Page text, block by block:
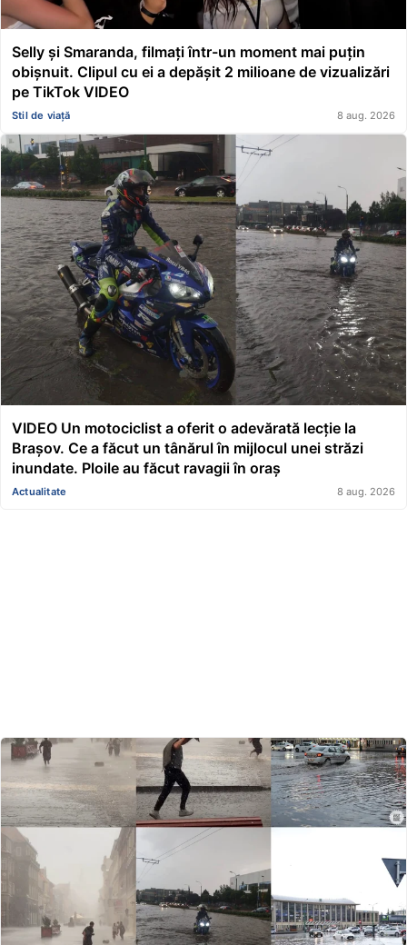
Selly și Smaranda, filmați într-un moment mai puțin
obișnuit. Clipul cu ei a depășit 2 milioane de vizualizări
pe TikTok VIDEO
Stil de viață 8 aug. 2026
VIDEO Un motociclist a oferit o adevărată lecție la
Brașov. Ce a făcut un tânărul în mijlocul unei străzi
inundate. Ploile au făcut ravagii în oraș
Actualitate 8 aug. 2026